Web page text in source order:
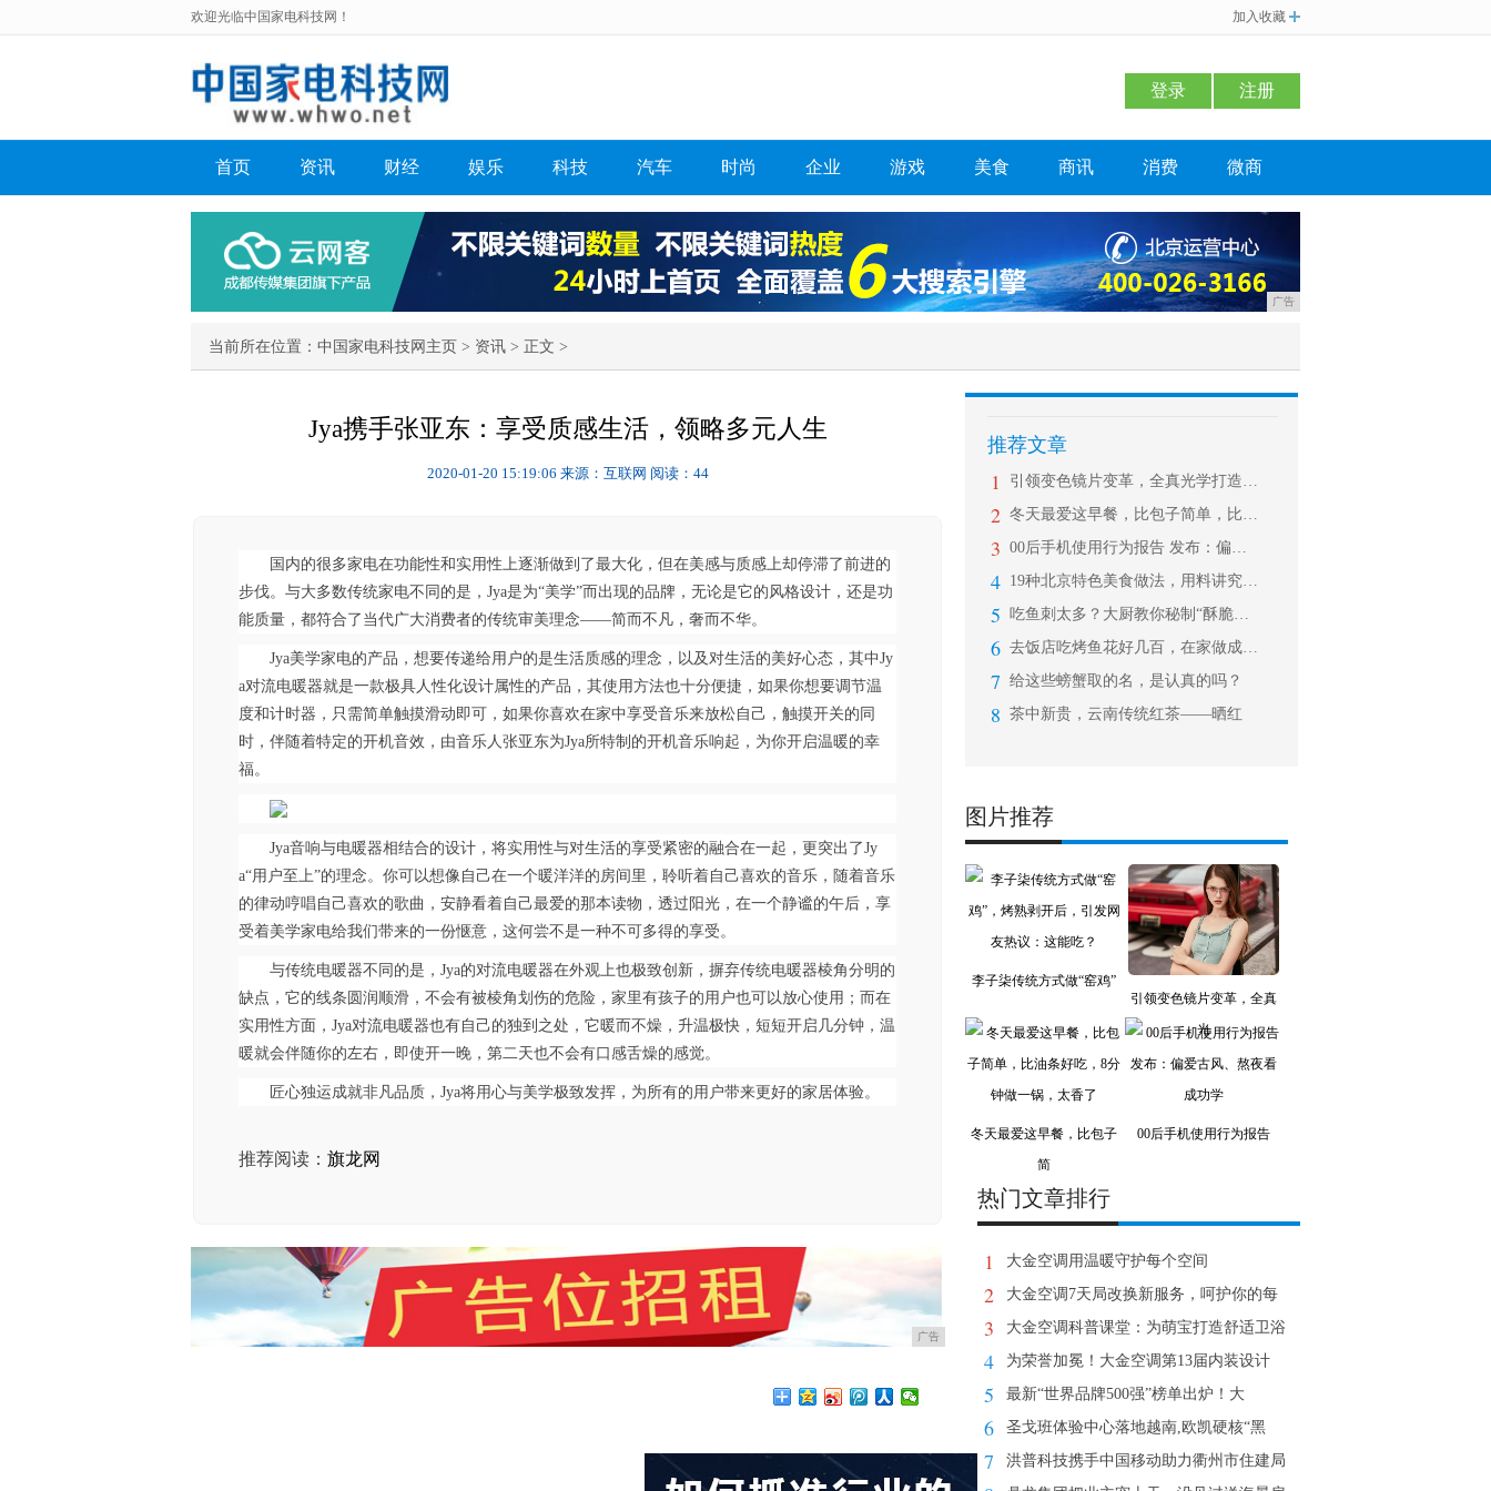
欢迎光临中国家电科技网！ 加入收藏
登录 注册
首页 资讯 财经 娱乐 科技 汽车 时尚 企业 游戏 美食 商讯 消费 微商
广告
当前所在位置： 中国家电科技网主页 > 资讯 > 正文 >
Jya携手张亚东：享受质感生活，领略多元人生
2020-01-20 15:19:06 来源：互联网 阅读：44
国内的很多家电在功能性和实用性上逐渐做到了最大化，但在美感与质感上却停滞了前进的
步伐。与大多数传统家电不同的是，Jya是为“美学”而出现的品牌，无论是它的风格设计，还是功
能质量，都符合了当代广大消费者的传统审美理念——简而不凡，奢而不华。
Jya美学家电的产品，想要传递给用户的是生活质感的理念，以及对生活的美好心态，其中Jy
a对流电暖器就是一款极具人性化设计属性的产品，其使用方法也十分便捷，如果你想要调节温
度和计时器，只需简单触摸滑动即可，如果你喜欢在家中享受音乐来放松自己，触摸开关的同
时，伴随着特定的开机音效，由音乐人张亚东为Jya所特制的开机音乐响起，为你开启温暖的幸
福。
Jya音响与电暖器相结合的设计，将实用性与对生活的享受紧密的融合在一起，更突出了Jy
a“用户至上”的理念。你可以想像自己在一个暖洋洋的房间里，聆听着自己喜欢的音乐，随着音乐
的律动哼唱自己喜欢的歌曲，安静看着自己最爱的那本读物，透过阳光，在一个静谧的午后，享
受着美学家电给我们带来的一份惬意，这何尝不是一种不可多得的享受。
与传统电暖器不同的是，Jya的对流电暖器在外观上也极致创新，摒弃传统电暖器棱角分明的
缺点，它的线条圆润顺滑，不会有被棱角划伤的危险，家里有孩子的用户也可以放心使用；而在
实用性方面，Jya对流电暖器也有自己的独到之处，它暖而不燥，升温极快，短短开启几分钟，温
暖就会伴随你的左右，即使开一晚，第二天也不会有口感舌燥的感觉。
匠心独运成就非凡品质，Jya将用心与美学极致发挥，为所有的用户带来更好的家居体验。
推荐阅读： 旗龙网
广告
推荐文章
1 引领变色镜片变革，全真光学打造时尚新
2 冬天最爱这早餐，比包子简单，比油条好
3 00后手机使用行为报告 发布：偏爱古
4 19种北京特色美食做法，用料讲究、制
5 吃鱼刺太多？大厨教你秘制“酥脆鱼”，
6 去饭店吃烤鱼花好几百，在家做成本不到
7 给这些螃蟹取的名，是认真的吗？
8 茶中新贵，云南传统红茶——晒红
图片推荐
李子柒传统方式做“窑鸡”
引领变色镜片变革，全真
光
冬天最爱这早餐，比包子
简
00后手机使用行为报告
热门文章排行
1 大金空调用温暖守护每个空间
2 大金空调7天局改换新服务，呵护你的每
3 大金空调科普课堂：为萌宝打造舒适卫浴
4 为荣誉加冕！大金空调第13届内装设计
5 最新“世界品牌500强”榜单出炉！大
6 圣戈班体验中心落地越南,欧凯硬核“黑
7 洪普科技携手中国移动助力衢州市住建局